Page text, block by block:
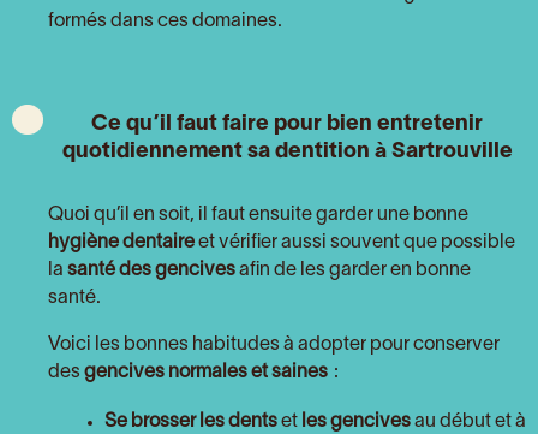
formés dans ces domaines.
Ce qu’il faut faire pour bien entretenir
quotidiennement sa dentition à Sartrouville
Quoi qu’il en soit, il faut ensuite garder une bonne
hygiène dentaire et vérifier aussi souvent que possible
la santé des gencives afin de les garder en bonne
santé.
Voici les bonnes habitudes à adopter pour conserver
des gencives normales et saines :
Se brosser les dents et les gencives au début et à